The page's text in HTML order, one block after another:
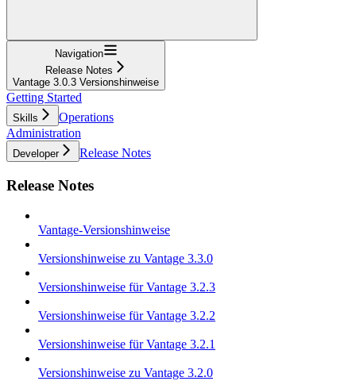
Navigation
Release Notes
Vantage 3.0.3 Versionshinweise
Getting Started
Skills
Operations
Administration
Developer Release Notes
Release Notes
Vantage-Versionshinweise
Versionshinweise zu Vantage 3.3.0
Versionshinweise für Vantage 3.2.3
Versionshinweise für Vantage 3.2.2
Versionshinweise für Vantage 3.2.1
Versionshinweise zu Vantage 3.2.0